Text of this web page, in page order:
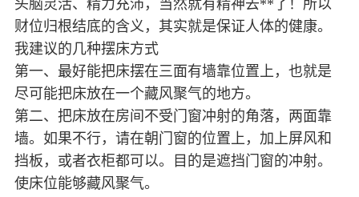
头脑灵活、精力充沛，当然就有精神去**了！所以
财位归根结底的含义，其实就是保证人体的健康。
我建议的几种摆床方式
第一、最好能把床摆在三面有墙靠位置上，也就是
尽可能把床放在一个藏风聚气的地方。
第二、把床放在房间不受门窗冲射的角落，两面靠
墙。如果不行，请在朝门窗的位置上，加上屏风和
挡板，或者衣柜都可以。目的是遮挡门窗的冲射。
使床位能够藏风聚气。